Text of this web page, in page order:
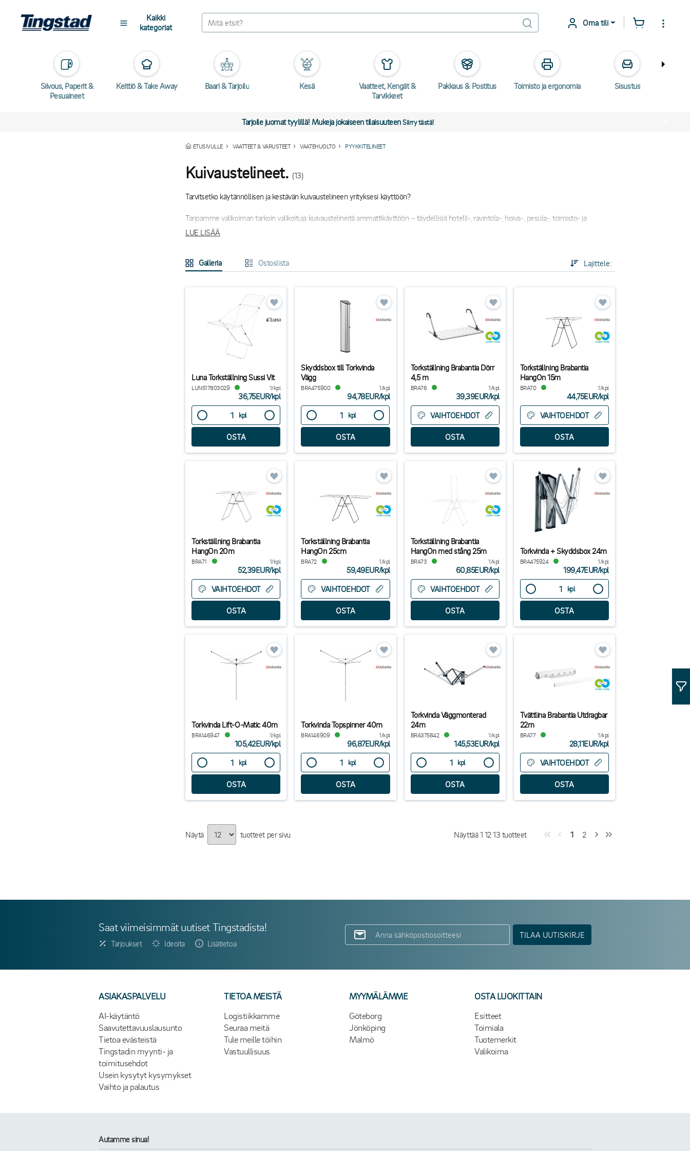
Kaikki
kategoriat
Oma tili
Siivous, Paperit &
Pesuaineet
Keittiö & Take Away Baari & Tarjoilu Kesä
Vaatteet, Kengät &
Tarvikkeet
Pakkaus & Postitus Toimisto ja ergonomia Sisustus
Tarjoile juomat tyylillä! Mukeja jokaiseen tilaisuuteenSiirry tästä!
ETUSIVULLE VAATTEET & VARUSTEET VAATEHUOLTO PYYKKITELINEET
Kuivaustelineet. (13)
Tarvitsetko käytännöllisen ja kestävän kuivaustelineen yrityksesi käyttöön?
Tarjoamme valikoiman tarkoin valikoituja kuivaustelineitä ammattikäyttöön – täydellisiä hotelli-, ravintola-, hoiva-, pesula-, toimisto- ja
myymäläympäristöihin sekä muihin työpaikkoihin, joissa pyykki ja tekstiilien käsittely kuuluvat arkeen.
mallivaihtoehdoissa – pieniin tiloihin sopivista kokoontaitettavista telineistä monitasoisiin lattiamalleihin, joissa on suuri kapasiteetti. Ne ovat
helppokäyttöisiä, kätevästi säilytettäviä ja valmistettu kosteutta ja päivittäistä rasitusta kestävistä materiaaleista.
Yrityksille suunnattu kuivausteline tekee vaatteiden, pyyhkeiden, liinojen ja muiden tekstiilien ilmakuivauksesta vaivatonta – se on kestävä ja
energiatehokas vaihtoehto kuivausrummulle.
LUE LISÄÄ
Galleria Ostoslista Lajittele:
Luna Torkställning Sussi Vit
LUN517803029 1/kpl
36,75EUR/kpl
kpl
Skyddsbox till Torkvinda
Vägg
BRA475900 1/kpl
94,78EUR/kpl
kpl
Torkställning Brabantia Dörr
4,5 m
BRA76 1/kpl
39,39EUR/kpl
VAIHTOEHDOT
Torkställning Brabantia
HangOn 15m
BRA70 1/kpl
44,75EUR/kpl
VAIHTOEHDOT
Torkställning Brabantia
HangOn 20m
BRA71 1/kpl
52,39EUR/kpl
VAIHTOEHDOT
Torkställning Brabantia
HangOn 25cm
BRA72 1/kpl
59,49EUR/kpl
VAIHTOEHDOT
Torkställning Brabantia
HangOn med stång 25m
BRA73 1/kpl
60,85EUR/kpl
VAIHTOEHDOT
Torkvinda + Skyddsbox 24m
BRA475924 1/kpl
199,47EUR/kpl
kpl
Torkvinda Lift-O-Matic 40m
BRA146947 1/kpl
105,42EUR/kpl
kpl
Torkvinda Topspinner 40m
BRA146909 1/kpl
96,87EUR/kpl
kpl
Torkvinda Väggmonterad
24m
BRA375842 1/kpl
145,53EUR/kpl
kpl
Tvättlina Brabantia Utdragbar
22m
BRA77 1/kpl
28,11EUR/kpl
VAIHTOEHDOT
Näytä tuotteet per sivu Näyttää1 1213 tuotteet 1 2
Saat viimeisimmät uutiset Tingstadista!
Tarjoukset Ideoita Lisätietoa
TILAA UUTISKIRJE
ASIAKASPALVELU
AI-käytäntö
Saavutettavuuslausunto
Tietoa evästeistä
Tingstadin myynti- ja
toimitusehdot
Usein kysytyt kysymykset
Vaihto ja palautus
TIETOA MEISTÄ
Logistiikkamme
Seuraa meitä
Tule meille töihin
Vastuullisuus
MYYMÄLÄMME
Göteborg
Jönköping
Malmö
OSTA LUOKITTAIN
Esitteet
Toimiala
Tuotemerkit
Valikoima
Autamme sinua!